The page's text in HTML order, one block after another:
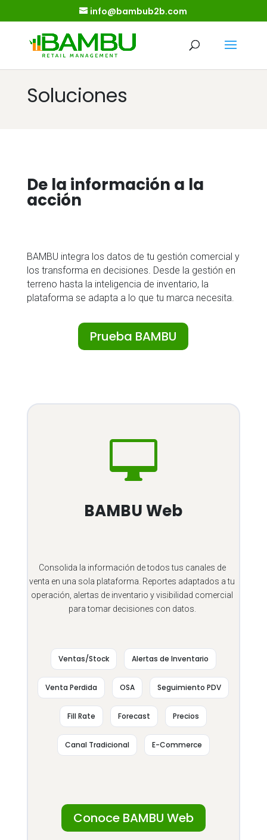
info@bambub2b.com
Soluciones
De la información a la
acción
BAMBU integra los datos de tu gestión comercial y
los transforma en decisiones. Desde la gestión en
terreno hasta la inteligencia de inventario, la
plataforma se adapta a lo que tu marca necesita.
Prueba BAMBU

BAMBU Web
Consolida la información de todos tus canales de
venta en una sola plataforma. Reportes adaptados a tu
operación, alertas de inventario y visibilidad comercial
para tomar decisiones con datos.
Ventas/Stock Alertas de Inventario
Venta Perdida OSA Seguimiento PDV
Fill Rate Forecast Precios
Canal Tradicional E-Commerce
Conoce BAMBU Web